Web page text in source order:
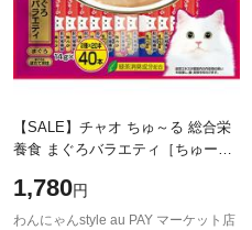
【SALE】チャオ ちゅ～る 総合栄
養食 まぐろバラエティ［ちゅー
1,780円
わんにゃんstyle au PAY マーケット店